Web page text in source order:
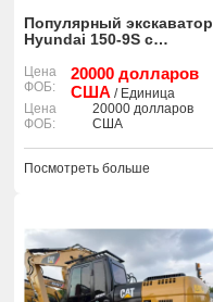
Популярный экскаватор
Hyundai 150-9S с
моточасов и в отличном
состоянии.
Цена
ФОБ:
20000 долларов
США / Единица
Цена
ФОБ:
20000 долларов
США
Посмотреть больше